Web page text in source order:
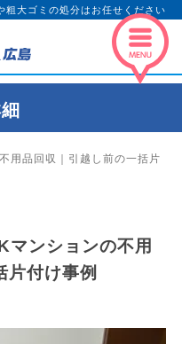
粗大ゴミの処分はお任せください
用品回収｜引越し前の一括片
マンションの不用
片付け事例